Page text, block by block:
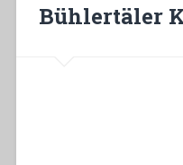
Bühlertäler